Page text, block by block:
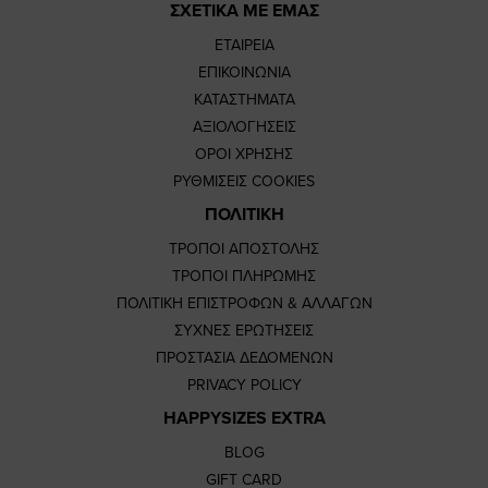
ΣΧΕΤΙΚΑ ΜΕ ΕΜΑΣ
ΕΤΑΙΡΕΙΑ
ΕΠΙΚΟΙΝΩΝΙΑ
ΚΑΤΑΣΤΗΜΑΤΑ
ΑΞΙΟΛΟΓΗΣΕΙΣ
ΟΡΟΙ ΧΡΗΣΗΣ
ΡΥΘΜΙΣΕΙΣ COOKIES
ΠΟΛΙΤΙΚΗ
ΤΡΟΠΟΙ ΑΠΟΣΤΟΛΗΣ
ΤΡΟΠΟΙ ΠΛΗΡΩΜΗΣ
ΠΟΛΙΤΙΚΗ ΕΠΙΣΤΡΟΦΩΝ & ΑΛΛΑΓΩΝ
ΣΥΧΝΕΣ ΕΡΩΤΗΣΕΙΣ
ΠΡΟΣΤΑΣΙΑ ΔΕΔΟΜΕΝΩΝ
PRIVACY POLICY
HAPPYSIZES EXTRA
BLOG
GIFT CARD